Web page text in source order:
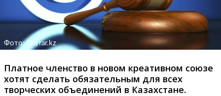
Фото: Otyrar.kz
Платное членство в новом креативном союзе
хотят сделать обязательным для всех
творческих объединений в Казахстане.